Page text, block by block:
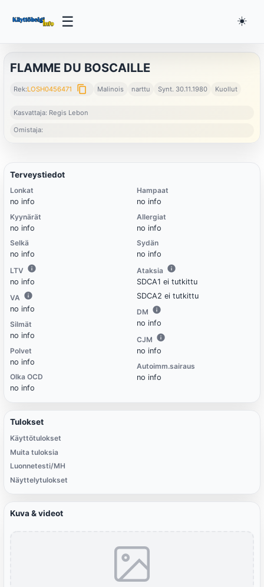
☰ ☀️
FLAMME DU BOSCAILLE
Rek:LOSH0456471 content_copy Malinois narttu Synt. 30.11.1980 Kuollut
Kasvattaja: Regis Lebon
Omistaja:
Terveystiedot
Lonkat
no info
Kyynärät
no info
Selkä
no info
LTV
no info
VA
no info
Silmät
no info
Polvet
no info
Olka OCD
no info
Hampaat
no info
Allergiat
no info
Sydän
no info
Ataksia
SDCA1 ei tutkittu
SDCA2 ei tutkittu
DM
no info
CJM
no info
Autoimm.sairaus
no info
Tulokset
Käyttötulokset
Muita tuloksia
Luonnetesti/MH
Näyttelytulokset
Kuva & videot